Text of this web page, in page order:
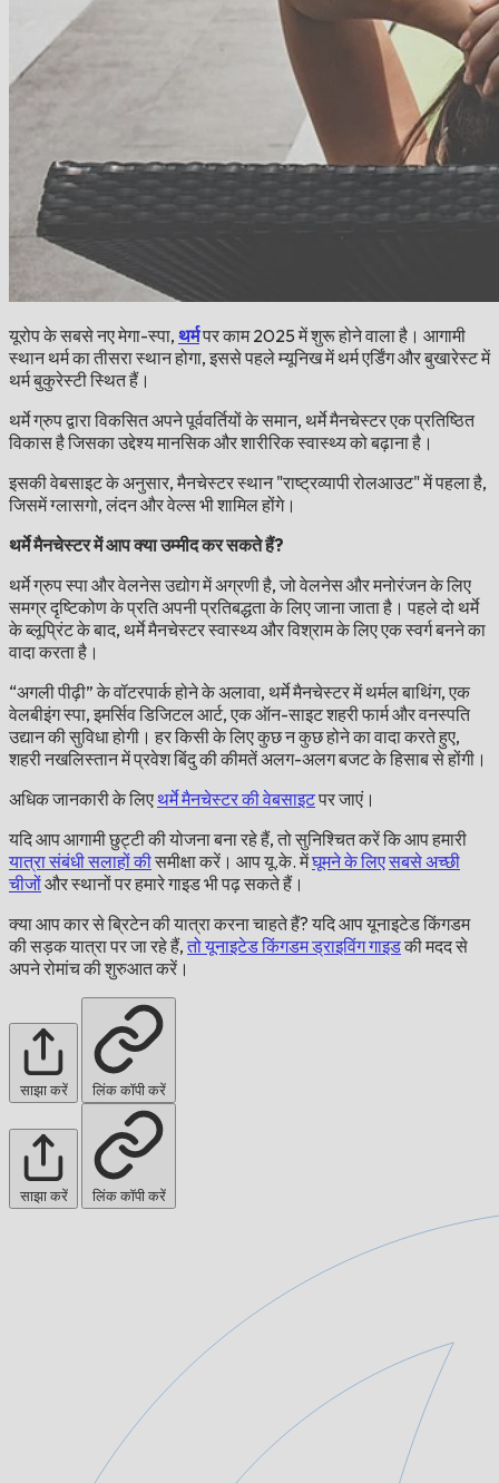
यूरोप के सबसे नए मेगा-स्पा, थर्मपर काम 2025 में शुरू होने वाला है। आगामी
स्थान थर्म का तीसरा स्थान होगा, इससे पहले म्यूनिख में थर्म एर्डिंग और बुखारेस्ट में
थर्म बुकुरेस्टी स्थित हैं।
थर्मे ग्रुप द्वारा विकसित अपने पूर्ववर्तियों के समान, थर्मे मैनचेस्टर एक प्रतिष्ठित
विकास है जिसका उद्देश्य मानसिक और शारीरिक स्वास्थ्य को बढ़ाना है।
इसकी वेबसाइट के अनुसार, मैनचेस्टर स्थान "राष्ट्रव्यापी रोलआउट" में पहला है,
जिसमें ग्लासगो, लंदन और वेल्स भी शामिल होंगे।
थर्मे मैनचेस्टर में आप क्या उम्मीद कर सकते हैं?
थर्मे ग्रुप स्पा और वेलनेस उद्योग में अग्रणी है, जो वेलनेस और मनोरंजन के लिए
समग्र दृष्टिकोण के प्रति अपनी प्रतिबद्धता के लिए जाना जाता है। पहले दो थर्मे
के ब्लूप्रिंट के बाद, थर्मे मैनचेस्टर स्वास्थ्य और विश्राम के लिए एक स्वर्ग बनने का
वादा करता है।
“अगली पीढ़ी” के वॉटरपार्क होने के अलावा, थर्मे मैनचेस्टर में थर्मल बाथिंग, एक
वेलबीइंग स्पा, इमर्सिव डिजिटल आर्ट, एक ऑन-साइट शहरी फार्म और वनस्पति
उद्यान की सुविधा होगी। हर किसी के लिए कुछ न कुछ होने का वादा करते हुए,
शहरी नखलिस्तान में प्रवेश बिंदु की कीमतें अलग-अलग बजट के हिसाब से होंगी।
अधिक जानकारी के लिए थर्मे मैनचेस्टर की वेबसाइटपर जाएं।
यदि आप आगामी छुट्टी की योजना बना रहे हैं, तो सुनिश्चित करें कि आप हमारी
यात्रा संबंधी सलाहों कीसमीक्षा करें। आप यू.के. मेंघूमने के लिएसबसे अच्छी
चीजोंऔर स्थानों पर हमारे गाइड भी पढ़ सकते हैं।
क्या आप कार से ब्रिटेन की यात्रा करना चाहते हैं? यदि आप यूनाइटेड किंगडम
की सड़क यात्रा पर जा रहे हैं, तो यूनाइटेड किंगडम ड्राइविंग गाइडकी मदद से
अपने रोमांच की शुरुआत करें।
साझा करें लिंक कॉपी करें
साझा करें लिंक कॉपी करें